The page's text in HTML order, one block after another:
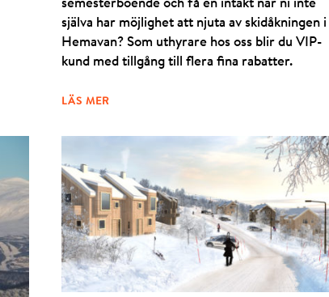
semesterboende och få en intäkt när ni inte
själva har möjlighet att njuta av skidåkningen i
Hemavan? Som uthyrare hos oss blir du VIP-
kund med tillgång till flera fina rabatter.
LÄS MER